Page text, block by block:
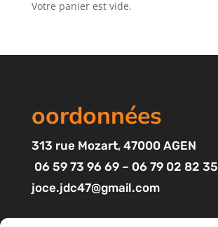
Votre panier est vide.
oordonnées
313 rue Mozart, 47000 AGEN
06 59 73 96 69 – 06 79 02 82 35
joce.jdc47@gmail.com